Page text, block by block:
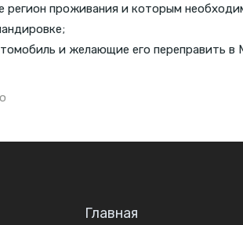
регион проживания и которым
и желающие его переправить в
Главная